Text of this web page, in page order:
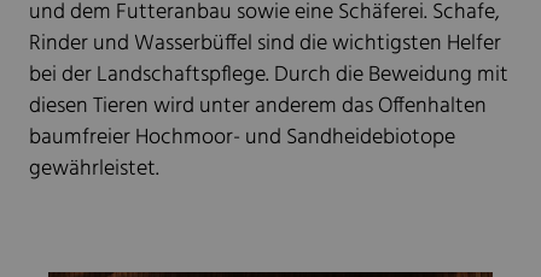
und dem Futteranbau sowie eine Schäferei. Schafe,
Rinder und Wasserbüffel sind die wichtigsten Helfer
bei der Landschaftspflege. Durch die Beweidung mit
diesen Tieren wird unter anderem das Offenhalten
baumfreier Hochmoor- und Sandheidebiotope
gewährleistet.